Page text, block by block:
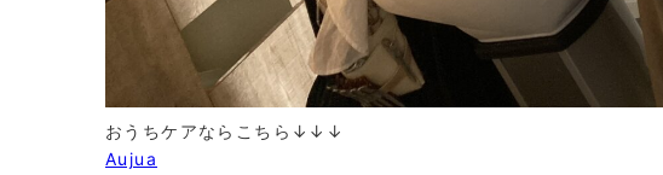
おうちケアならこちら↓↓↓
Aujua